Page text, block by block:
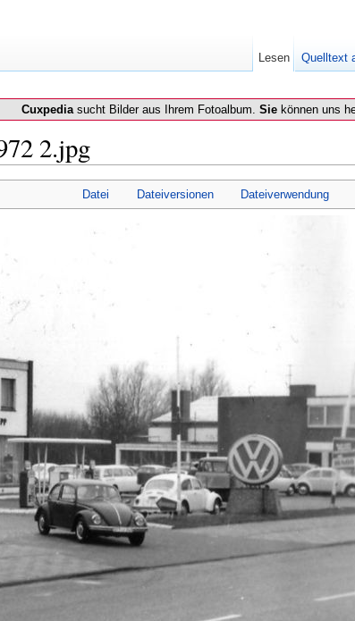
Cuxpediasucht Bilder aus Ihrem Fotoalbum. Sie können uns
2.jpg
Datei Dateiversionen Dateiverwendung
Lesen Quelltext